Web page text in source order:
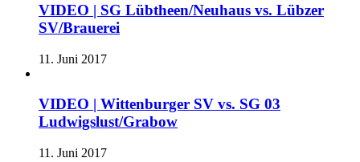
VIDEO | SG Lübtheen/Neuhaus vs. Lübzer
SV/Brauerei
11. Juni 2017
VIDEO | Wittenburger SV vs. SG 03
Ludwigslust/Grabow
11. Juni 2017